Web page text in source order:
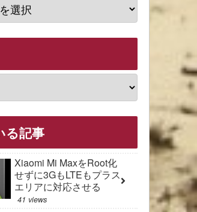
る記事
Xiaomi Mi MaxをRoot化
せずに3GもLTEもプラス
エリアに対応させる
41 views